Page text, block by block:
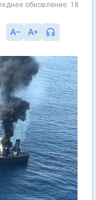
обновление: 18